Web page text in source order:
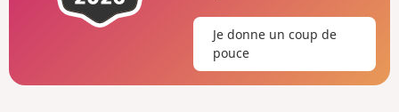
Je donne un coup de
pouce